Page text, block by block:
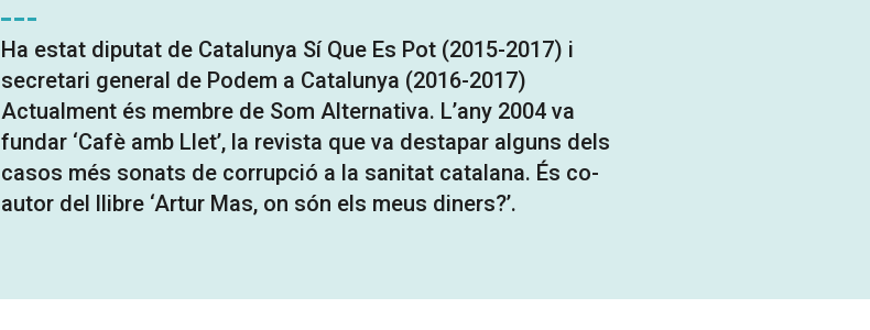
Ha estat diputat de Catalunya Sí Que Es Pot (2015-2017) i
secretari general de Podem a Catalunya (2016-2017)
Actualment és membre de Som Alternativa. L’any 2004 va
fundar ‘Cafè amb Llet’, la revista que va destapar alguns dels
casos més sonats de corrupció a la sanitat catalana. És co-
autor del llibre ‘Artur Mas, on són els meus diners?’.